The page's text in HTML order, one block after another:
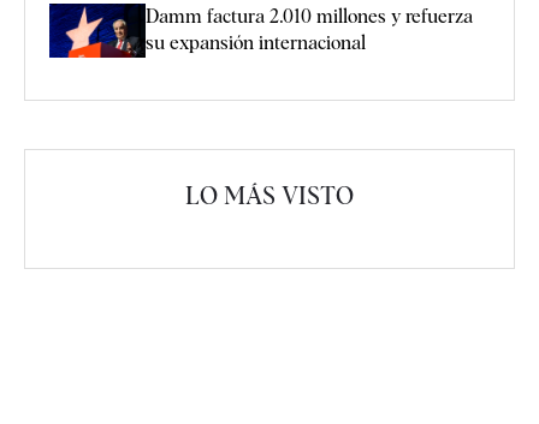
Damm factura 2.010 millones y refuerza
su expansión internacional
LO MÁS VISTO